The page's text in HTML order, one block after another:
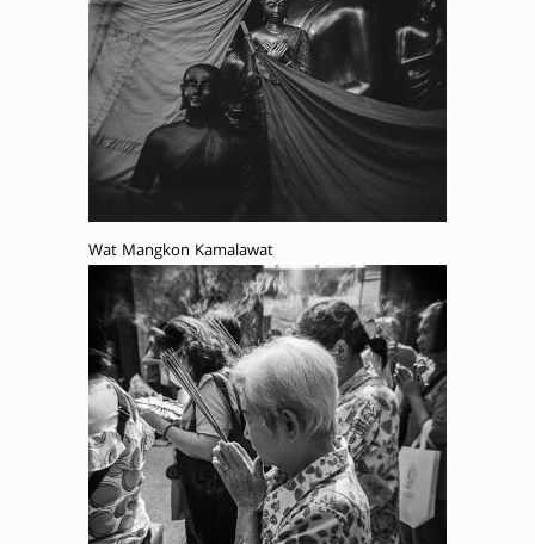
Wat Mangkon Kamalawat